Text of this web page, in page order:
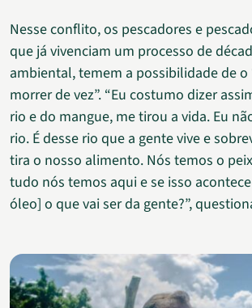
Nesse conflito, os pescadores e
que já vivenciam um processo de
ambiental, temem a possibilidade de o
morrer de vez”. “Eu costumo dizer
rio e do mangue, me tirou a vida. Eu
rio. É desse rio que a gente vive e
tira o nosso alimento. Nós temos o
tudo nós temos aqui e se isso
óleo] o que vai ser da gente?”,